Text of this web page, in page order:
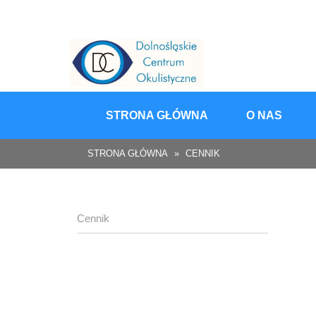
STRONA GŁÓWNA O NAS
STRONA GŁÓWNA » CENNIK
Cennik